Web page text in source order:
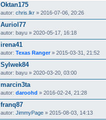
Oktan175
autor: chris.lkr » 2016-07-06, 20:26
Auriol77
autor: bayu » 2020-05-17, 16:18
irena41
autor: Texas Ranger» 2015-03-31, 21:52
Sylwek84
autor: bayu » 2020-03-20, 03:00
marcin3ta
autor: daroohd » 2016-02-24, 21:28
franq87
autor: JimmyPage » 2015-08-03, 14:13